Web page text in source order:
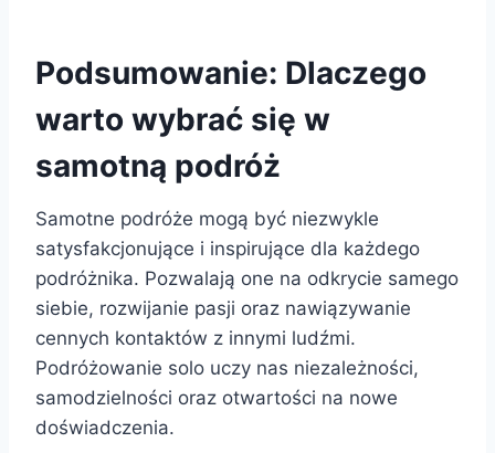
Podsumowanie: Dlaczego
warto wybrać się w
samotną podróż
Samotne podróże mogą być niezwykle
satysfakcjonujące i inspirujące dla każdego
podróżnika. Pozwalają one na odkrycie samego
siebie, rozwijanie pasji oraz nawiązywanie
cennych kontaktów z innymi ludźmi.
Podróżowanie solo uczy nas niezależności,
samodzielności oraz otwartości na nowe
doświadczenia.